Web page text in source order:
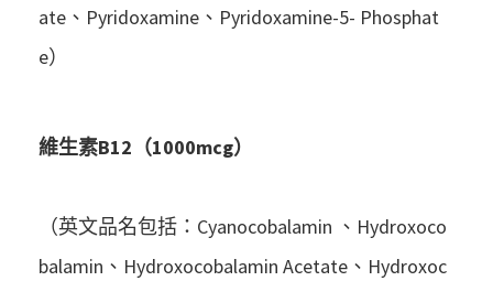
ate、Pyridoxamine、Pyridoxamine-5- Phosphat
e）
維生素B12（1000mcg）
（英文品名包括：Cyanocobalamin 、Hydroxoco
balamin、Hydroxocobalamin Acetate、Hydroxoc